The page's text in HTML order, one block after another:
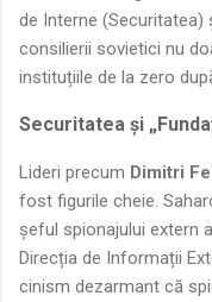
de Interne (Securitatea)
consilierii sovietici nu
instituțiile de la zero
Securitatea și
Lideri precum Dimitri
fost figurile cheie.
șeful spionajului extern
Direcția de Informații
cinism dezarmant că